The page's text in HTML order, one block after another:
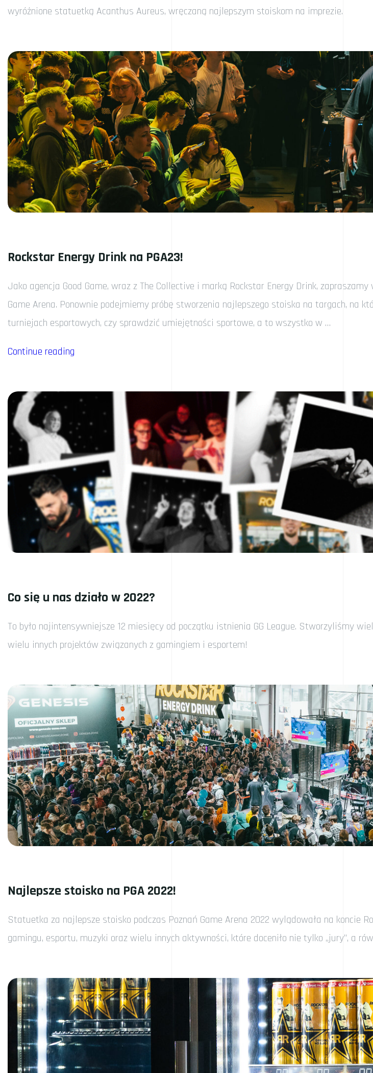
wyróżnione statuetką Acanthus Aureus, wręczaną najlepszym stoiskom na imprezie.
Rockstar Energy Drink na PGA23!
Jako agencja Good Game, wraz z The Collective i marką Rockstar Energy Drink,
Game Arena. Ponownie podejmiemy próbę stworzenia najlepszego stoiska na targach, na
turniejach esportowych, czy sprawdzić umiejętności sportowe, a to wszystko w …
Continue reading
na
PGA23!”
Co się u nas działo w 2022?
To było najintensywniejsze 12 miesięcy od początku istnienia GG League. Stworzyliśmy
wielu innych projektów związanych z gamingiem i esportem!
Najlepsze stoisko na PGA 2022!
Statuetka za najlepsze stoisko podczas Poznań Game Arena 2022 wylądowała na koncie
gamingu, esportu, muzyki oraz wielu innych aktywności, które doceniło nie tylko „jury”, a